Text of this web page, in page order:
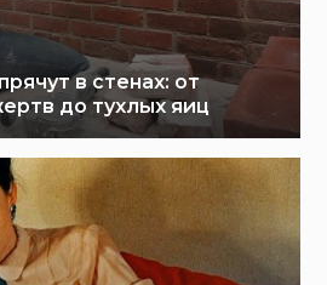
в стенах: от
до тухлых яиц